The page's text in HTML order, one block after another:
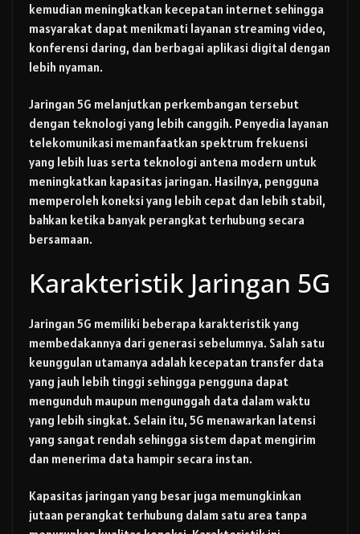
kemudian meningkatkan kecepatan internet sehingga
masyarakat dapat menikmati layanan streaming video,
konferensi daring, dan berbagai aplikasi digital dengan
lebih nyaman.
Jaringan 5G melanjutkan perkembangan tersebut
dengan teknologi yang lebih canggih. Penyedia layanan
telekomunikasi memanfaatkan spektrum frekuensi
yang lebih luas serta teknologi antena modern untuk
meningkatkan kapasitas jaringan. Hasilnya, pengguna
memperoleh koneksi yang lebih cepat dan lebih stabil,
bahkan ketika banyak perangkat terhubung secara
bersamaan.
Karakteristik Jaringan 5G
Jaringan 5G memiliki beberapa karakteristik yang
membedakannya dari generasi sebelumnya. Salah satu
keunggulan utamanya adalah kecepatan transfer data
yang jauh lebih tinggi sehingga pengguna dapat
mengunduh maupun mengunggah data dalam waktu
yang lebih singkat. Selain itu, 5G menawarkan latensi
yang sangat rendah sehingga sistem dapat mengirim
dan menerima data hampir secara instan.
Kapasitas jaringan yang besar juga memungkinkan
jutaan perangkat terhubung dalam satu area tanpa